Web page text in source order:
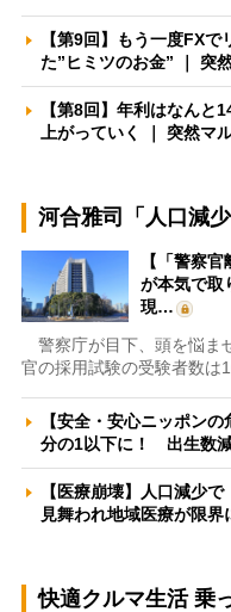
【第9回】もう一度FX
た”ヒミツのお金” ｜ 突
【第8回】年利はなん
上がっていく ｜ 突然マ
河合雅司「人口減
【「警察
が本気で
現…
警察庁が目下、頭を悩ま
官の採用試験の受験者数は
【安全・安心ニッポン
分の1以下に！ 出生数
【医療崩壊】人口減少
見舞われ地域医療が限
快適クルマ生活 乗